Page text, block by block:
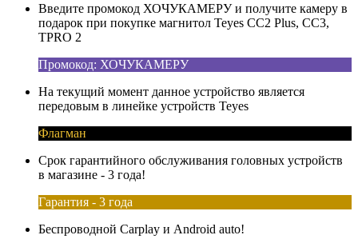
Введите промокод ХОЧУКАМЕРУ и получите камеру в
подарок при покупке магнитол Teyes CC2 Plus, CC3,
TPRO 2
Промокод: ХОЧУКАМЕРУ
На текущий момент данное устройство является
передовым в линейке устройств Teyes
Флагман
Срок гарантийного обслуживания головных устройств
в магазине - 3 года!
Гарантия - 3 года
Беспроводной Carplay и Android auto!